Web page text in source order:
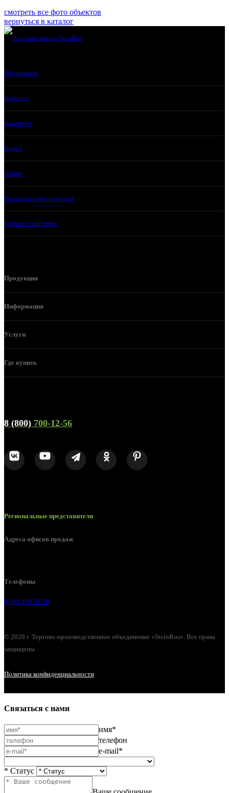
смотреть все фото объектов
вернуться в каталог
О компании
Новости
Вакансии
Видео
Акции
Реализованные проекты
Кабинет партнера
Продукция
Информация
Услуги
Где купить
8 (800) 700-12-56
Региональные представители
Адреса офисов продаж
Телефоны
8 961 109 59 38
© 2026 г. Торгово-производственное объединение «SteinRus». Все права
защищены.
Политика конфиденциальности
Связаться с нами
имя*
телефон
e-mail*
* Статус